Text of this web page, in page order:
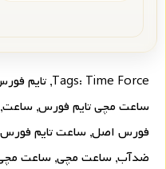
Tags: Time Force
, تایم
ساعت مچی تایم فورس, ساعت,
فورس اصل, ساعت تایم فورس
ضدآب, ساعت مچی, ساعت